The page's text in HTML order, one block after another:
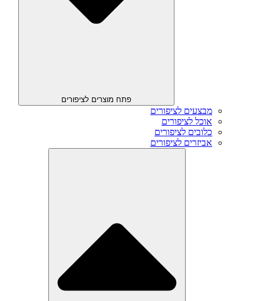
פתח מוצרים לציפורים
מבצעים לציפורים
אוכל לציפורים
כלובים לציפורים
אביזרים לציפורים